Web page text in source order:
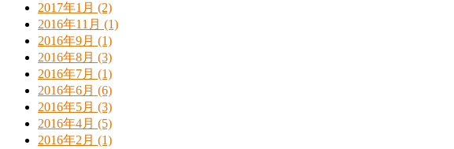
2017年1月 (2)
2016年11月 (1)
2016年9月 (1)
2016年8月 (3)
2016年7月 (1)
2016年6月 (6)
2016年5月 (3)
2016年4月 (5)
2016年2月 (1)